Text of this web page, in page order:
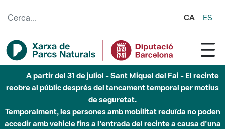
CA ES
A partir del 31 de juliol - Sant Miquel del Fai - El recinte
reobre al públic després del tancament temporal per motius
de seguretat.
Temporalment, les persones amb mobilitat reduïda no poden
accedir amb vehicle fins a l'entrada del recinte a causa d'una